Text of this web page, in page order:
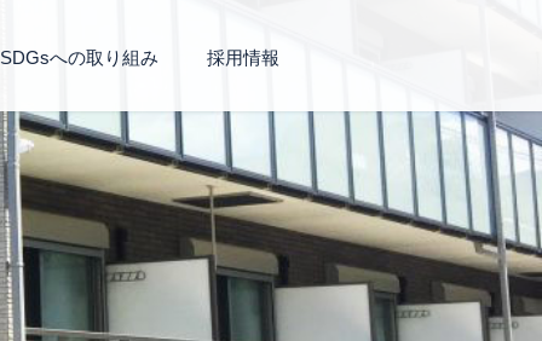
SDGsへの取り組み 採用情報